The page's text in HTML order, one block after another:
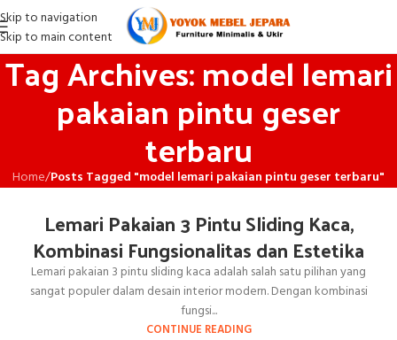
Skip to navigation
Skip to main content
Tag Archives: model lemari
pakaian pintu geser
terbaru
Home/Posts Tagged "model lemari pakaian pintu geser terbaru"
Lemari Pakaian 3 Pintu Sliding Kaca,
Kombinasi Fungsionalitas dan Estetika
Lemari pakaian 3 pintu sliding kaca adalah salah satu pilihan yang
sangat populer dalam desain interior modern. Dengan kombinasi
fungsi...
CONTINUE READING